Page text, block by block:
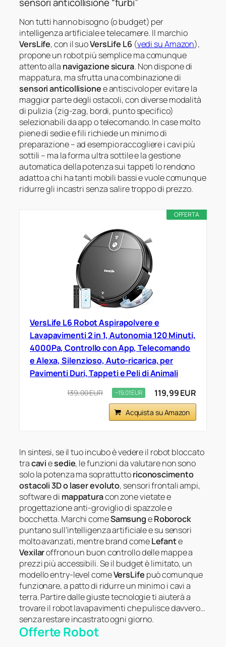
Non tutti hanno bisogno (o budget) per
intelligenza artificiale e telecamere. Il marchio
VersLife, con il suoVersLife L6(vedi su Amazon),
propone un robot più semplice ma comunque
attento alla navigazione sicura. Non dispone di
mappatura, ma sfrutta una combinazione di
sensori anticollisionee antiscivolo per evitare la
maggior parte degli ostacoli, con diverse modalità
di pulizia (zig-zag, bordi, punto specifico)
selezionabili da app o telecomando. In case molto
piene di sedie e fili richiede un minimo di
preparazione – ad esempio raccogliere i cavi più
sottili – ma la forma ultra sottile e la gestione
automatica della potenza sui tappeti lo rendono
adatto a chi ha tanti mobili bassi e vuole comunque
ridurre gli incastri senza salire troppo di prezzo.
OFFERTA
VersLife L6 Robot Aspirapolvere e
Lavapavimenti 2 in 1, Autonomia 120 Minuti,
4000Pa, Controllo con App, Telecomando
e Alexa, Silenzioso, Auto-ricarica, per
Pavimenti Duri, Tappeti e Peli di Animali
139,00 EUR −19,01 EUR 119,99 EUR
Acquista su Amazon
In sintesi, se il tuo incubo è vedere il robot bloccato
tracaviesedie, le funzioni da valutare non sono
solo la potenza ma soprattuttoriconoscimento
ostacoli 3D o laser evoluto, sensori frontali ampi,
software di mappaturacon zone vietate e
progettazione anti-groviglio di spazzole e
bocchetta. Marchi comeSamsungeRoborock
puntano sull’intelligenza artificiale e su sensori
molto avanzati, mentre brand comeLefante
Vexilaroffrono un buon controllo delle mappe a
prezzi più accessibili. Se il budget è limitato, un
modello entry-level comeVersLife può comunque
funzionare, a patto di ridurre un minimo i cavi a
terra. Partire dalle giuste tecnologie ti aiuterà a
trovare il robot lavapavimenti che pulisce davvero…
senza restare incastrato ogni giorno.
Offerte Robot